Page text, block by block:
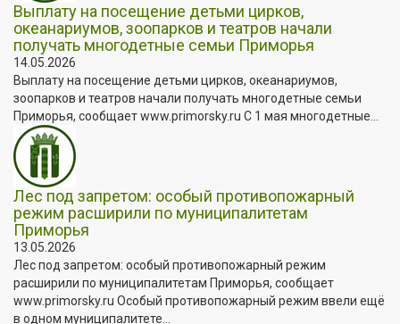
Выплату на посещение детьми цирков,
океанариумов, зоопарков и театров начали
получать многодетные семьи Приморья
14.05.2026
Выплату на посещение детьми цирков, океанариумов,
зоопарков и театров начали получать многодетные семьи
Приморья, сообщает www.primorsky.ru С 1 мая многодетные...
Лес под запретом: особый противопожарный
режим расширили по муниципалитетам
Приморья
13.05.2026
Лес под запретом: особый противопожарный режим
расширили по муниципалитетам Приморья, сообщает
www.primorsky.ru Особый противопожарный режим ввели ещё
в одном муниципалитете...